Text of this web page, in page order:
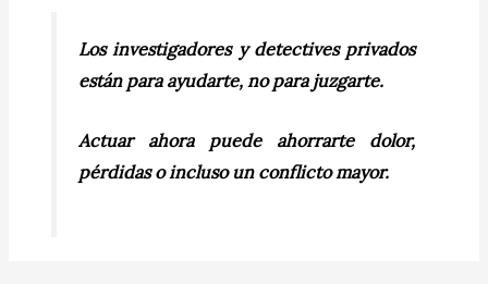
Los investigadores y detectives privados
están para ayudarte, no para juzgarte.
Actuar ahora puede ahorrarte dolor,
pérdidas o incluso un conflicto mayor.